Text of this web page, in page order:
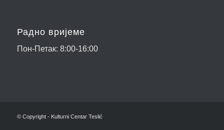
Радно вријеме
Пон-Петак: 8:00-16:00
© Copyright - Kulturni Centar Teslić